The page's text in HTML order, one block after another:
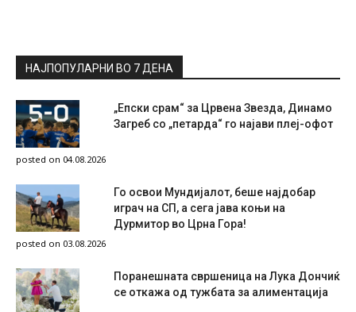
НАЈПОПУЛАРНИ ВО 7 ДЕНА
„Епски срам“ за Црвена Звезда, Динамо
Загреб со „петарда“ го најави плеј-офот
posted on 04.08.2026
Го освои Мундијалот, беше најдобар
играч на СП, а сега јава коњи на
Дурмитор во Црна Гора!
posted on 03.08.2026
Поранешната свршеница на Лука Дончиќ
се откажа од тужбата за алиментација